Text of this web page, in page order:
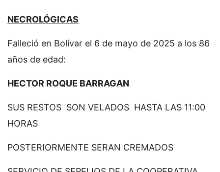
NECROLÓGICAS
Falleció en Bolívar el 6 de mayo de 2025 a los 86
años de edad:
HECTOR ROQUE BARRAGAN
SUS RESTOS SON VELADOS HASTA LAS 11:00
HORAS
POSTERIORMENTE SERAN CREMADOS